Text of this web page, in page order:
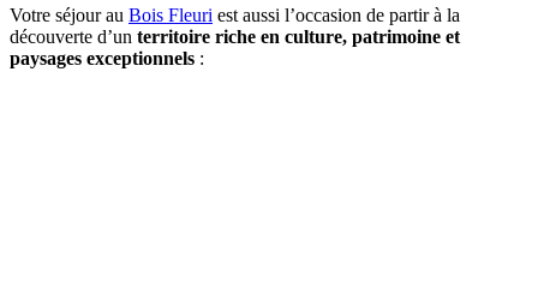
Votre séjour au Bois Fleuri est aussi l’occasion de partir à la
découverte d’un territoire riche en culture, patrimoine et
paysages exceptionnels :